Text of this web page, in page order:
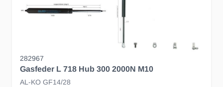
282967
Gasfeder L 718 Hub 300 2000N M10
AL-KO GF14/28